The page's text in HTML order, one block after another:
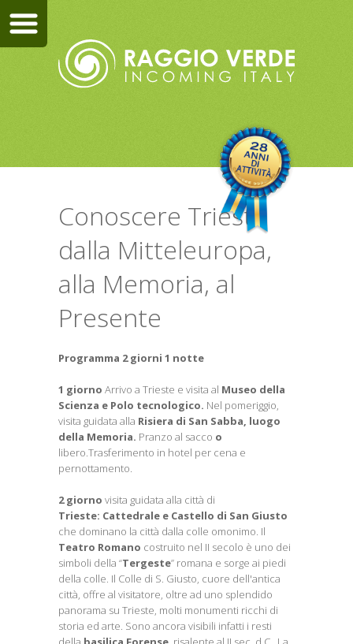
Conoscere Trieste
dalla Mitteleuropa,
alla Memoria, al
Presente
Programma 2 giorni 1 notte
1 giorno Arrivo a Trieste e visita al Museo della
Scienza e Polo tecnologico. Nel pomeriggio,
visita guidata alla Risiera di San Sabba, luogo
della Memoria. Pranzo al sacco o
libero.Trasferimento in hotel per cena e
pernottamento.
2 giorno visita guidata alla città di
Trieste: Cattedrale e Castello di San Giusto
che dominano la città dalla colle omonimo. Il
Teatro Romano costruito nel II secolo è uno dei
simboli della “Tergeste” romana e sorge ai piedi
della colle. Il Colle di S. Giusto, cuore dell'antica
città, offre al visitatore, oltre ad uno splendido
panorama su Trieste, molti monumenti ricchi di
storia ed arte. Sono ancora visibili infatti i resti